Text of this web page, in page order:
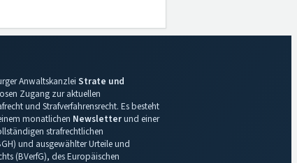
Anwaltskanzlei Strate und
Zugang zur aktuellen
und Strafverfahrensrecht. Es besteht
monatlichen Newsletterund einer
strafrechtlichen
und ausgewählter Urteile und
(BVerfG), des Europäischen